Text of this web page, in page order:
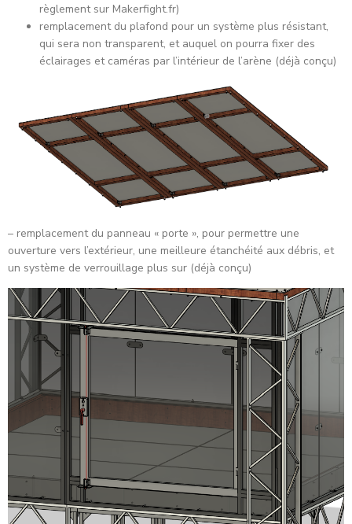
règlement sur Makerfight.fr)
remplacement du plafond pour un système plus résistant,
qui sera non transparent, et auquel on pourra fixer des
éclairages et caméras par l’intérieur de l’arène (déjà conçu)
– remplacement du panneau « porte », pour permettre une
ouverture vers l’extérieur, une meilleure étanchéité aux débris, et
un système de verrouillage plus sur (déjà conçu)